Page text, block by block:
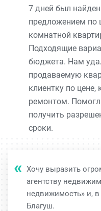
7 дней был
предложением по
комнатной
Подходящие
бюджета. Нам
продаваемую
клиентку по
ремонтом.
получить
сроки.
Хочу выразить
агентству
недвижимость» и, в
Благуш.